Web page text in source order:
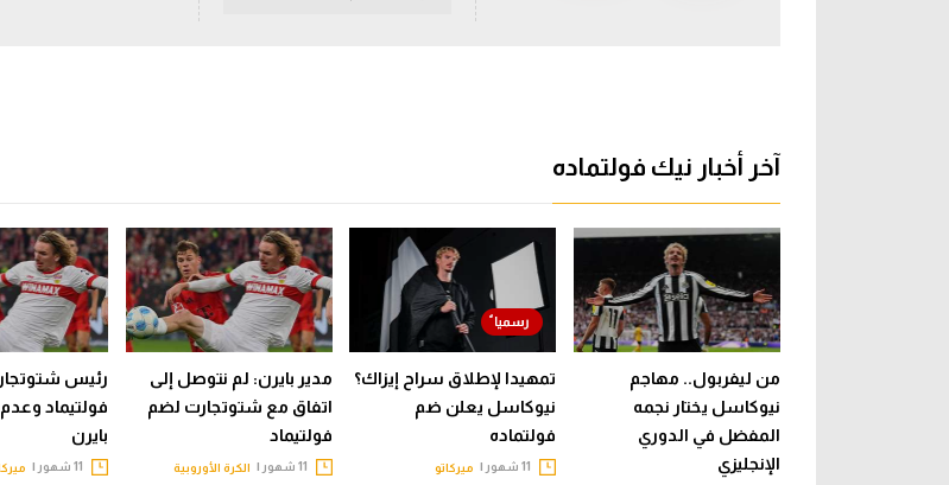
آخر أخبار نيك فولتماده
من ليفربول.. مهاجم
نيوكاسل يختار نجمه
المفضل في الدوري
الإنجليزي
تمهيدا لإطلاق سراح إيزاك؟
نيوكاسل يعلن ضم
فولتماده
ميركاتو
مدير بايرن: لم نتوصل إلى
اتفاق مع شتوتجارت لضم
فولتيماد
الكرة الأوروبية
رئيس
فولتيماد وعدم
بايرن